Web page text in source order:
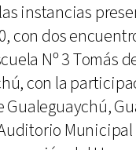
instancias
con dos
Nº 3 Tomás
con la
Gualeguaychú,
Municipal